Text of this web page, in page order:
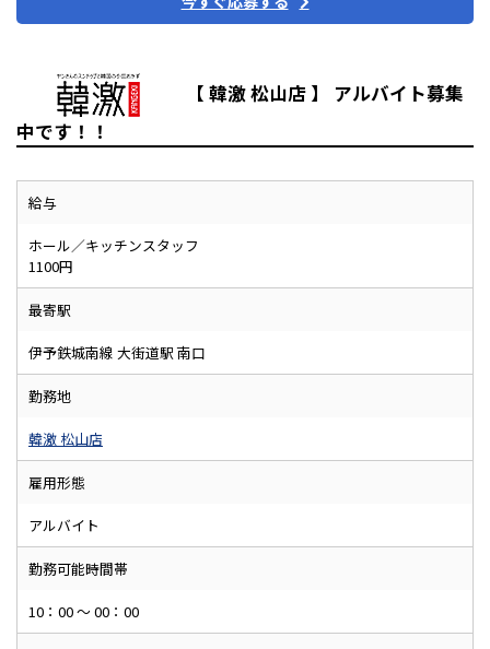
【 韓激 松山店 】 アルバイト募集
中です！！
給与
ホール／キッチンスタッフ
1100円
最寄駅
伊予鉄城南線 大街道駅 南口
勤務地
韓激 松山店
雇用形態
アルバイト
勤務可能時間帯
10：00 ～ 00：00